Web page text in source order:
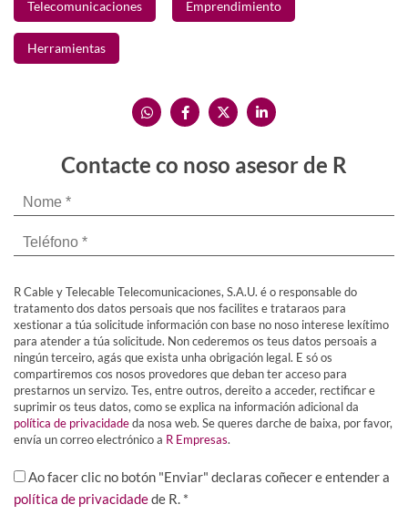
Telecomunicaciones Emprendimiento
Herramientas
Contacte co noso asesor de R
R Cable y Telecable Telecomunicaciones, S.A.U. é o responsable do
tratamento dos datos persoais que nos facilites e trataraos para
xestionar a túa solicitude información con base no noso interese lexítimo
para atender a túa solicitude. Non cederemos os teus datos persoais a
ningún terceiro, agás que exista unha obrigación legal. E só os
compartiremos cos nosos provedores que deban ter acceso para
prestarnos un servizo. Tes, entre outros, dereito a acceder, rectificar e
suprimir os teus datos, como se explica na información adicional da
política de privacidadeda nosa web. Se queres darche de baixa, por favor,
envía un correo electrónico a R Empresas.
Ao facer clic no botón "Enviar" declaras coñecer e entender a
política de privacidadede R. *